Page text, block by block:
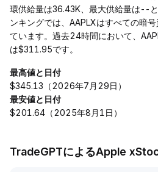
環供給量は36.43K、最大供給量は--
ンキングでは、AAPLXはすべての暗
ています。過去24時間において、
は$311.95です。
最高値と日付
$345.13（2026年7月29日）
最安値と日付
$201.64（2025年8月1日）
TradeGPTによるApple